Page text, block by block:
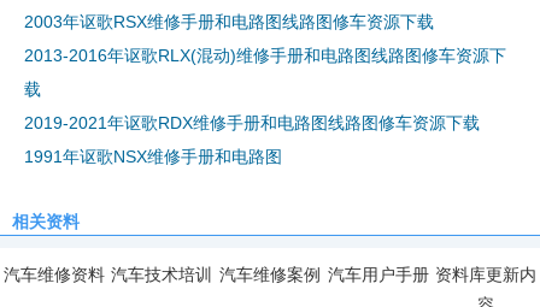
2003年讴歌RSX维修手册和电路图线路图修车资源下载
2013-2016年讴歌RLX(混动)维修手册和电路图线路图修车资源下
载
2019-2021年讴歌RDX维修手册和电路图线路图修车资源下载
1991年讴歌NSX维修手册和电路图
相关资料
汽车维修资料 汽车技术培训 汽车维修案例 汽车用户手册 资料库更新内